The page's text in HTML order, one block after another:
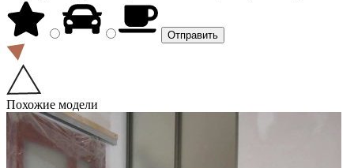
Похожие модели